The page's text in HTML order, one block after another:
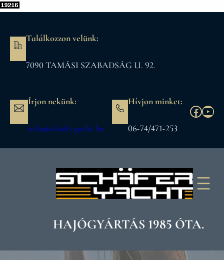
Találkozzon velünk:
7090 TAMÁSI SZABADSÁG U. 92.
Írjon nekünk:
info@schaferyacht.hu
Hívjon minket:
06-74/471-253
HAJÓGYÁRTÁS 1985 ÓTA.